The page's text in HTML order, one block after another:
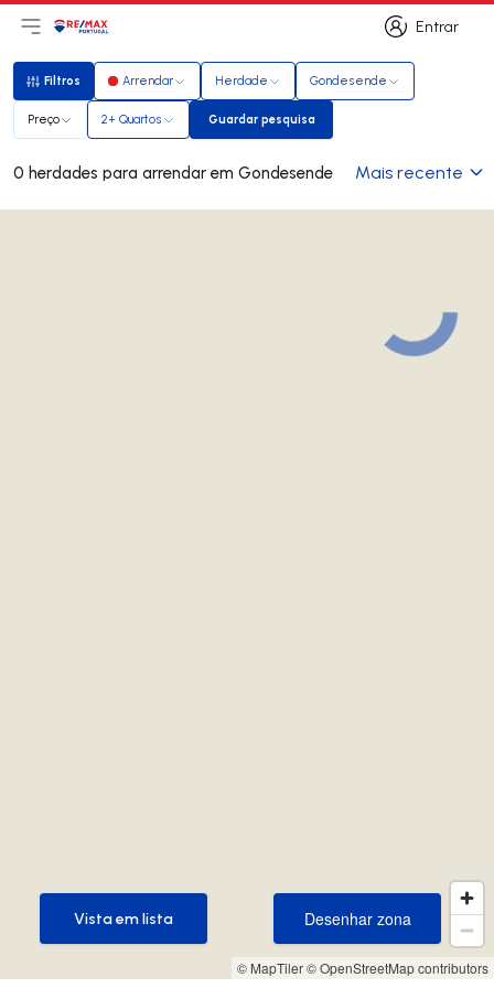
Entrar
Entrar
Abri menu principal
LogoIr para página inicial
Filtros
Filtros Arrendar Herdade Gondesende
Preço 2+ Quartos Guardar pesquisa
Guardar pesquisa
0 herdades para arrendar em Gondesende Mais recente
© MapTiler© OpenStreetMap contributors
Desenhar zona
Desenhar zona
Vista em lista
Vista em lista